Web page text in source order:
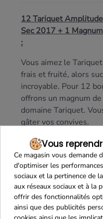
12 Tariquet
Sec 2017 + 1
:
Vous aimez le
frais et fruité, alors
incroyable. Pour 12
offrons un magnum
domaine Tariquet.
gâter vos convives.
Vous
Ce magasin vous demande
d'optimiser les
sociaux et la pertinence de
aux réseaux sociaux et à la
offrir des fonctionnalités
ainsi que des publicités